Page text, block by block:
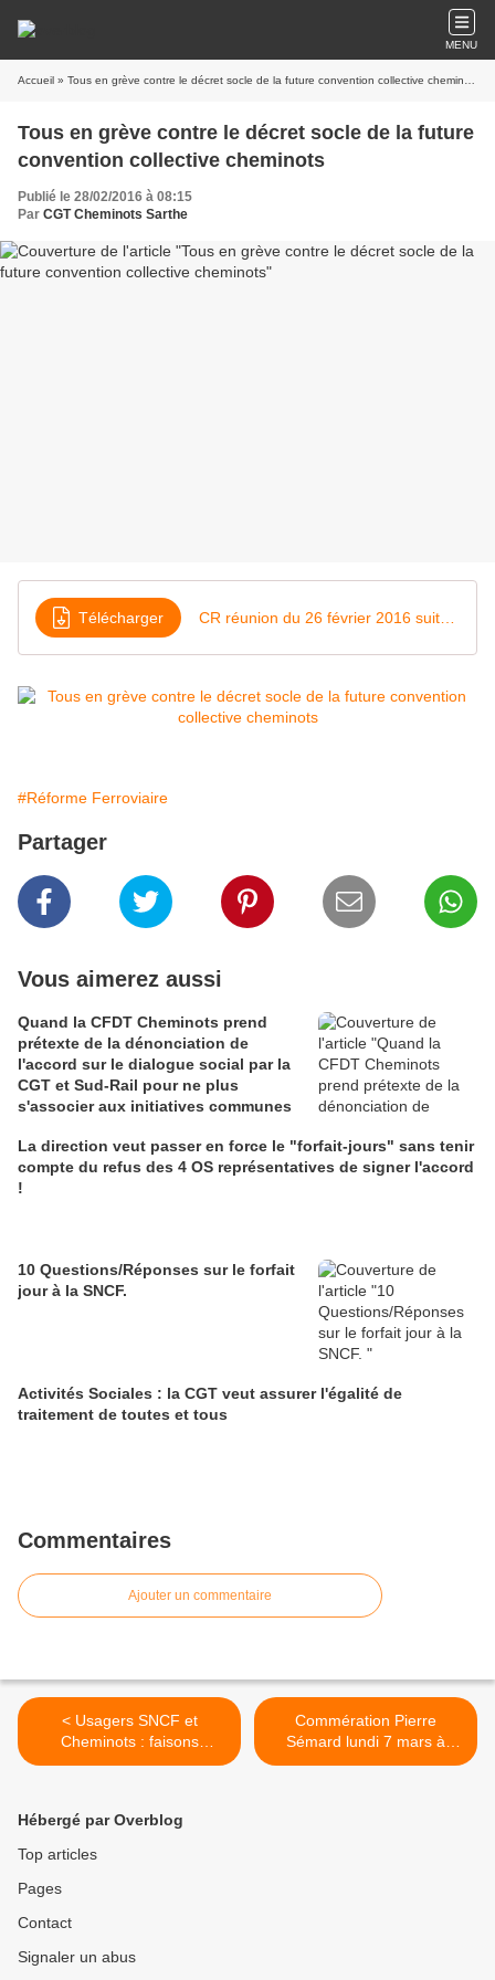
MENU
Accueil » Tous en grève contre le décret socle de la future convention collective cheminots
Tous en grève contre le décret socle de la future
convention collective cheminots
Publié le 28/02/2016 à 08:15
Par CGT Cheminots Sarthe
Télécharger
#Réforme Ferroviaire
Partager
Vous aimerez aussi
Quand la CFDT Cheminots prend
prétexte de la dénonciation de
l'accord sur le dialogue social par la
CGT et Sud-Rail pour ne plus
s'associer aux initiatives communes
La direction veut passer en force le "forfait-jours" sans tenir
compte du refus des 4 OS représentatives de signer l'accord
!
10 Questions/Réponses sur le forfait
jour à la SNCF.
Activités Sociales : la CGT veut assurer l'égalité de
traitement de toutes et tous
Commentaires
Ajouter un commentaire
< Usagers SNCF et
Cheminots : faisons
converger nos forces pour
Commération Pierre
Sémard lundi 7 mars à
11H00 >
Hébergé par Overblog
Top articles
Pages
Contact
Signaler un abus